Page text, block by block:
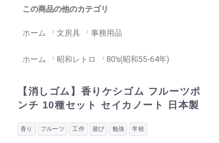
この商品の他のカテゴリ
ホーム 文房具 事務用品
ホーム 昭和レトロ 80's(昭和55-64年)
【消しゴム】香りケシゴム フルーツポ
ンチ 10種セット セイカノート 日本製
香り フルーツ 工作 遊び 勉強 学校